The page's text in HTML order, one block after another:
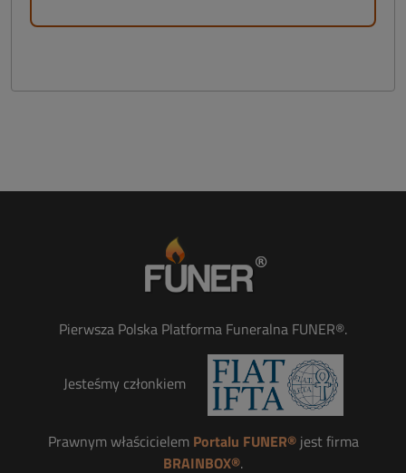
Pierwsza Polska Platforma Funeralna FUNER®.
Jesteśmy członkiem
Prawnym właścicielem Portalu FUNER®jest firma
BRAINBOX®.